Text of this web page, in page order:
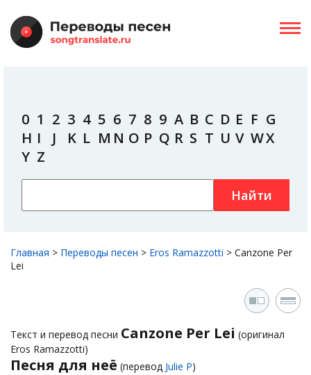
0 1 2 3 4 5 6 7 8 9 A B C D E F G
H I J K L M N O P Q R S T U V WX
Y Z
Найти
Главная > Переводы песен > Eros Ramazzotti > Canzone Per
Lei
Текст и перевод песни Canzone Per Lei (оригинал
Eros Ramazzotti)
Песня для неё (перевод Julie P)